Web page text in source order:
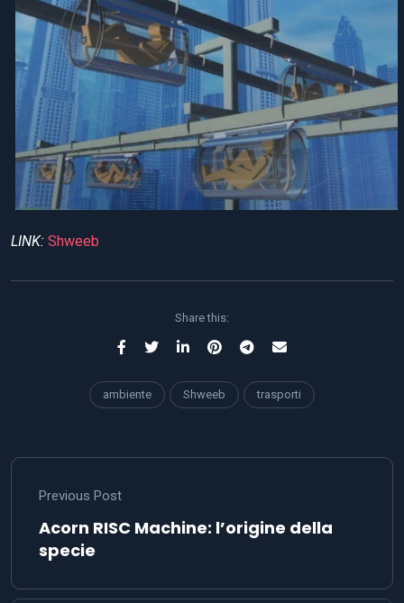
LINK: Shweeb
Share this:
ambiente Shweeb trasporti
Previous Post
Acorn RISC Machine: l’origine della
specie